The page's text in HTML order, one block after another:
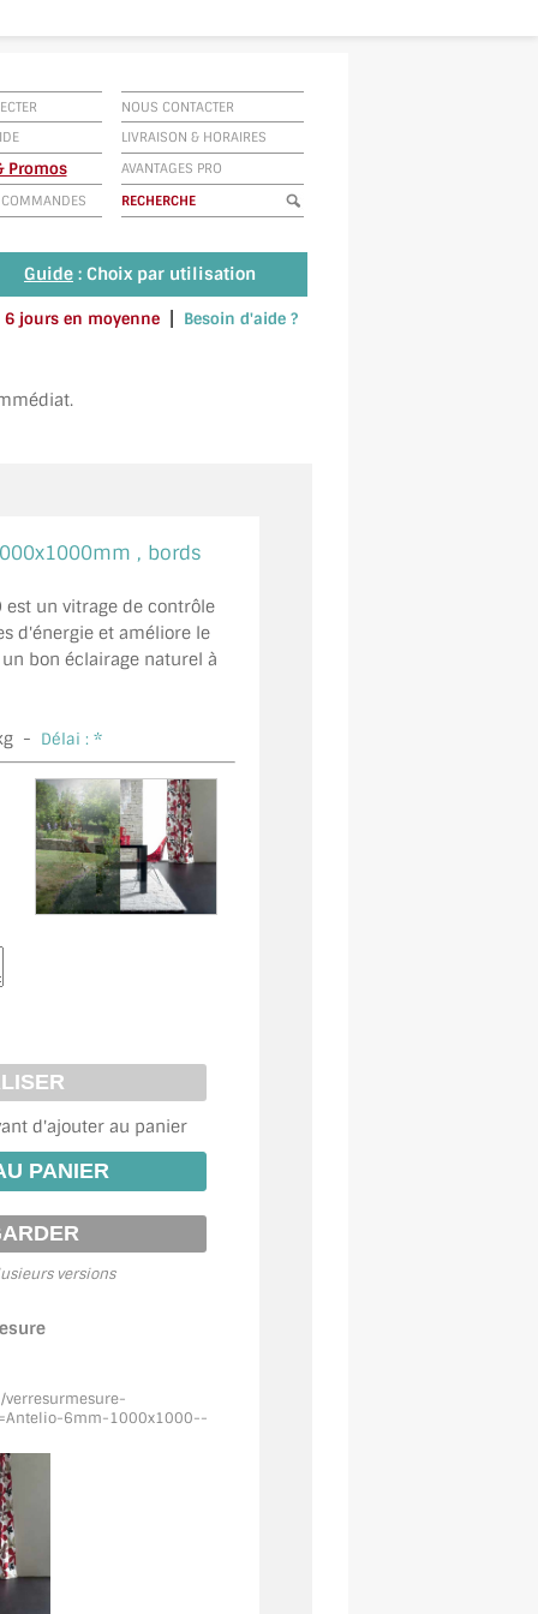
NOUS CONTACTER
LIVRAISON & HORAIRES
Promos
AVANTAGES PRO
Guide : Choix par utilisation
6 jours en moyenne| Besoin d'aide ?
, bords
est un vitrage de contrôle
d'énergie et améliore le
bon éclairage naturel à
- Délai : *
d'ajouter au panier
versions
verresurmesure-
-6mm-1000x1000--